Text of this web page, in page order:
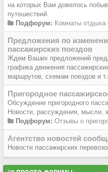
на которых Вам довелось
путешествий.
Подфорум: Комнаты отдыха
Предложения по
пассажирских поездов
Ждем Ваших предложений
графика движения
маршрутов, схемам поездов и
Пригородное
Обсуждение пригородного
Новости, рассуждения, мысли,
Подфорум: Отзывы о
Агентство новостей
Новости пассажирских